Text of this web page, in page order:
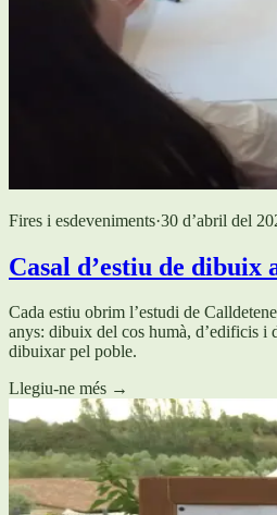
Fires i esdeveniments·30 d’abril del
Casal d’estiu de dibuix
Cada estiu obrim l’estudi de
anys: dibuix del cos humà, d’edificis i
dibuixar pel poble.
Llegiu-ne més →